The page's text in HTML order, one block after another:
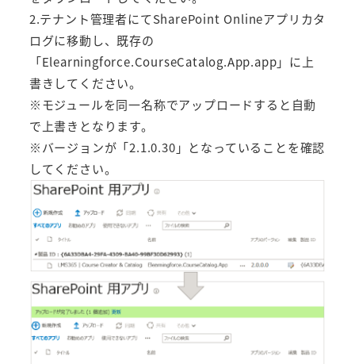
2.テナント管理者にてSharePoint Onlineアプリカタ
ログに移動し、既存の
「Elearningforce.CourseCatalog.App.app」に上
書きしてください。
※モジュールを同一名称でアップロードすると自動
で上書きとなります。
※バージョンが「2.1.0.30」となっていることを確認
してください。